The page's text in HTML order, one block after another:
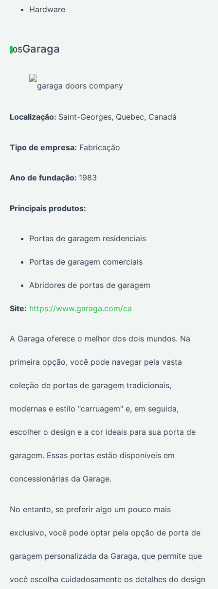
Hardware
05Garaga
Localização: Saint-Georges, Quebec, Canadá
Tipo de empresa: Fabricação
Ano de fundação: 1983
Principais produtos:
Portas de garagem residenciais
Portas de garagem comerciais
Abridores de portas de garagem
Site: https://www.garaga.com/ca
A Garaga oferece o melhor dos dois mundos. Na
primeira opção, você pode navegar pela vasta
coleção de portas de garagem tradicionais,
modernas e estilo "carruagem" e, em seguida,
escolher o design e a cor ideais para sua porta de
garagem. Essas portas estão disponíveis em
concessionárias da Garage.
No entanto, se preferir algo um pouco mais
exclusivo, você pode optar pela opção de porta de
garagem personalizada da Garaga, que permite que
você escolha cuidadosamente os detalhes do design